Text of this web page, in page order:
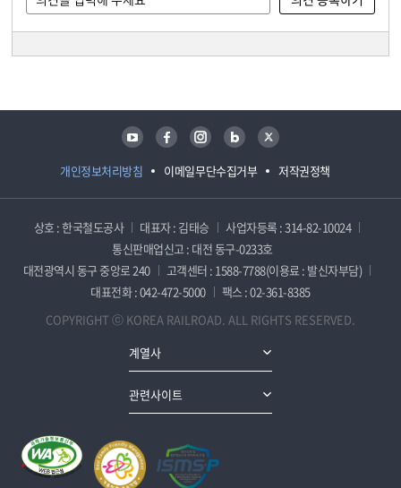
개인정보처리방침 이메일무단수집거부 저작권정책
유튜브 페이스북 인스타그램 블로그 트위터
상호 : 한국철도공사 대표자 : 김태승
사업자등록 : 314-82-10024
통신판매업신고 : 대전 동구-0233호
대전광역시 동구 중앙로 240
고객센터 : 1588-7788(이용료 : 발신자부담)
대표전화 : 042-472-5000
팩스 : 02-361-8385
COPYRIGHT ⓒ KOREA RAILROAD. ALL RIGHTS RESERVED.
계열사
관련사이트